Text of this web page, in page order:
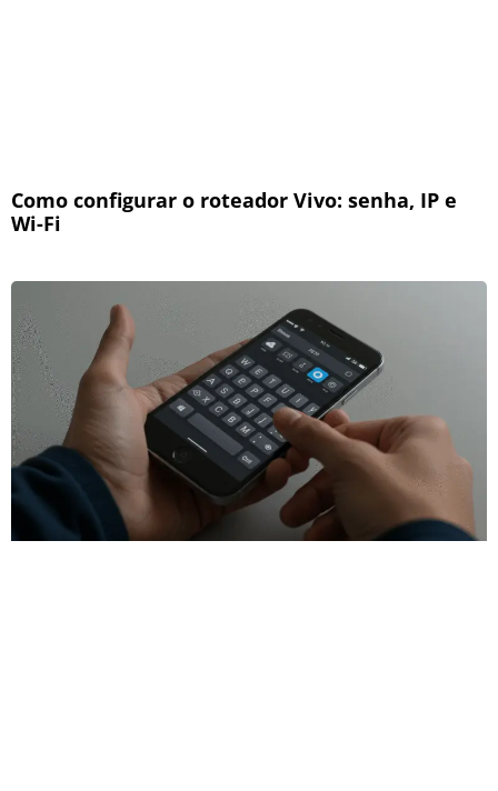
Como configurar o roteador Vivo: senha, IP e
Wi-Fi